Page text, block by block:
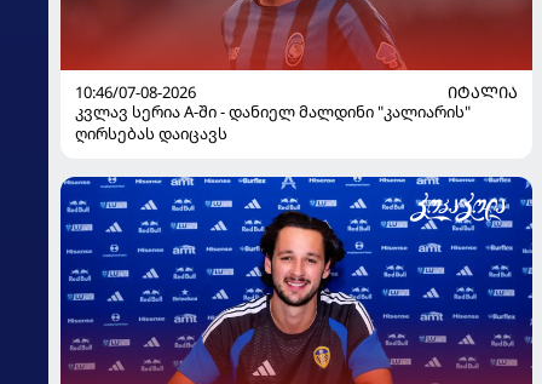
10:46/07-08-2026
ᲘᲢᲐᲚᲘᲐ
კვლავ სერია A-ში - დანიელ მალდინი "კალიარის"
ღირსებას დაიცავს